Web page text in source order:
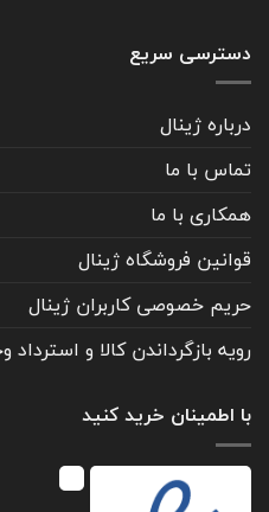
دسترسی سریع
درباره ژینال
تماس با ما
همکاری با ما
قوانین فروشگاه ژینال
حریم خصوصی کاربران ژینال
رویه بازگرداندن کالا و استرداد
با اطمینان خرید کنید